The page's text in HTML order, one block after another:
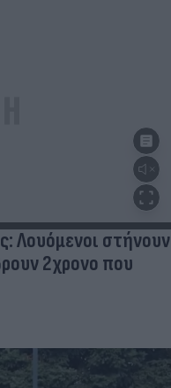
Λουόμενοι στήνουν
2χρονο που